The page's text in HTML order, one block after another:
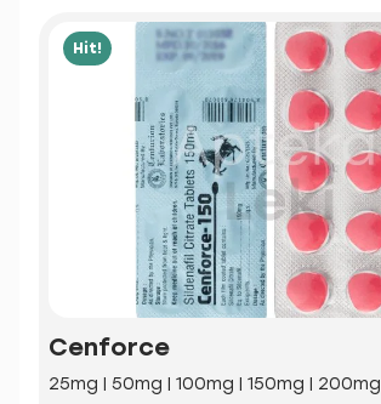
Hit!
Cenforce
25mg | 50mg | 100mg | 150mg | 200mg